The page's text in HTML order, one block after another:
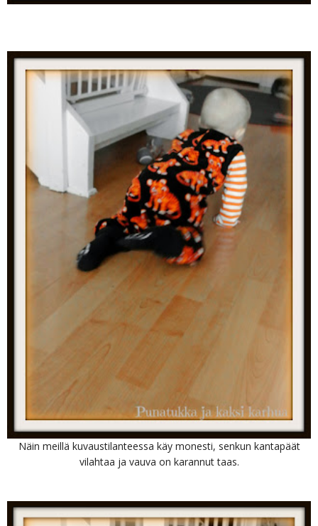
Näin meillä kuvaustilanteessa käy monesti, senkun kantapäät
vilahtaa ja vauva on karannut taas.